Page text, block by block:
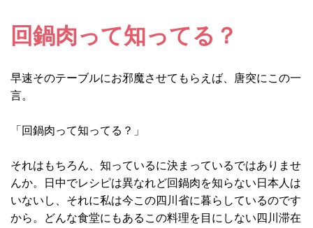
回鍋肉って知ってる？
早速そのテーブルにお邪魔させてもらえば、唐突にこの一
言。
「回鍋肉って知ってる？」
それはもちろん、知っているに決まっているではありませ
んか。日中でレシピは異なれど回鍋肉を知らない日本人は
いないし、それに私は今この四川省に暮らしているのです
から。どんな食堂にもあるこの料理を目にしない四川滞在